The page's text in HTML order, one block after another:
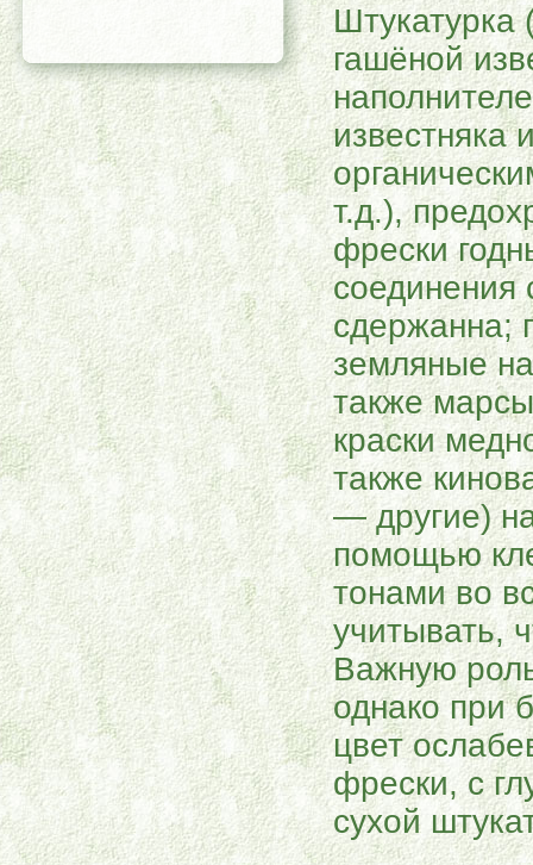
Штукатурка
гашёной
известняка
т.д.),
фрески
соединения
сдержанна;
земляные
также
краски
также
— другие)
помощью
тонами во
учитывать,
Важную
однако при
цвет
фрески, с
сухой